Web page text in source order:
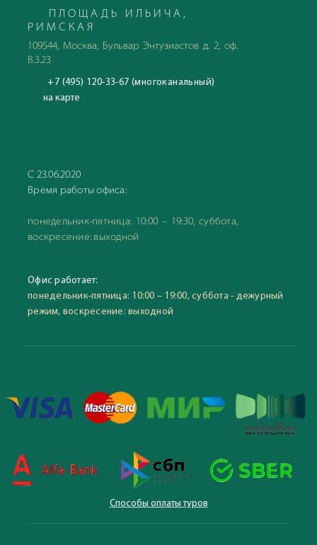
ПЛОЩАДЬ ИЛЬИЧА,
РИМСКАЯ
109544, Москва, Бульвар Энтузиастов д. 2, оф.
В.3.23
+7 (495) 120-33-67 (многоканальный)
на карте
С 23.06.2020
Время работы офиса:
понедельник-пятница: 10:00 – 19:30, суббота,
воскресение: выходной
Офис работает:
понедельник-пятница: 10:00 – 19:00, суббота - дежурный
режим, воскресение: выходной
Способы оплаты туров